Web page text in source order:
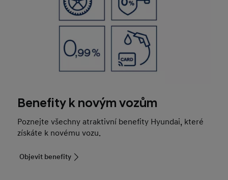
Benefity k novým vozům
Poznejte všechny atraktivní benefity Hyundai, které
získáte k novému vozu.
Objevit benefity